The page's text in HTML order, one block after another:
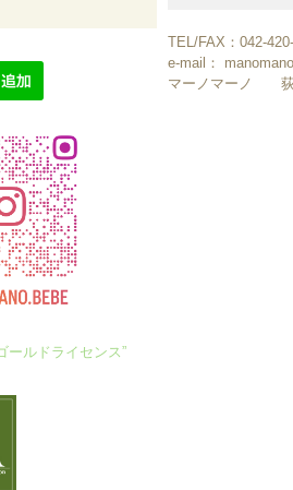
TEL/FAX：042-
e-mail：
マーノマーノ 荻